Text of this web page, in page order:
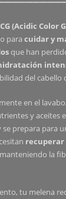
(Acidic Color
para cuidar y
que han
del cabello
en el
y aceites
prepara para
la
tu melena